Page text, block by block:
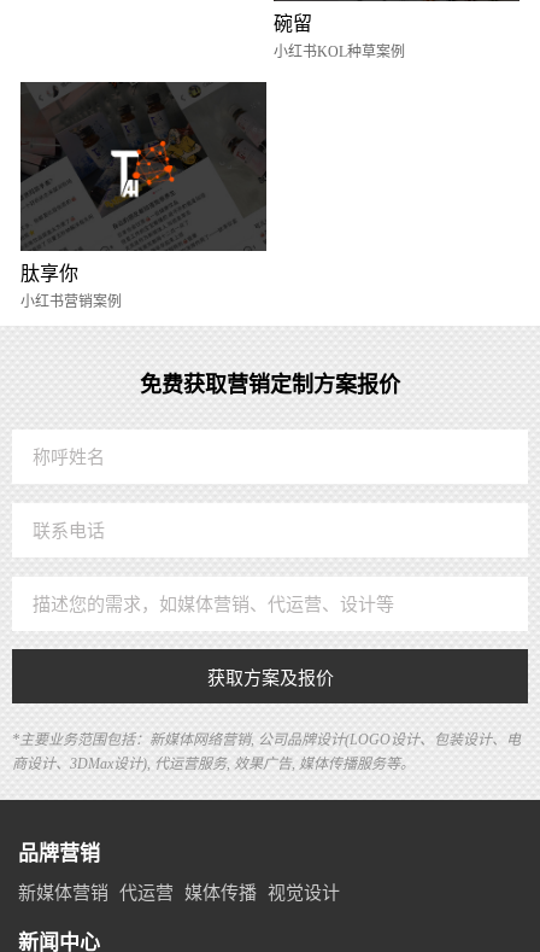
碗留
小红书KOL种草案例
肽享你
小红书营销案例
免费获取营销定制方案报价
获取方案及报价
*主要业务范围包括：新媒体网络营销, 公司品牌设计(LOGO设计、包装设计、电
商设计、3DMax设计), 代运营服务, 效果广告, 媒体传播服务等。
品牌营销
新媒体营销 代运营 媒体传播 视觉设计
新闻中心